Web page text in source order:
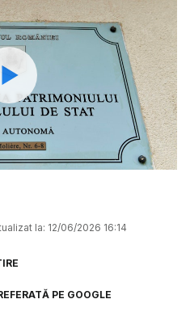
Watch
la: 12/06/2026 16:14
PE GOOGLE